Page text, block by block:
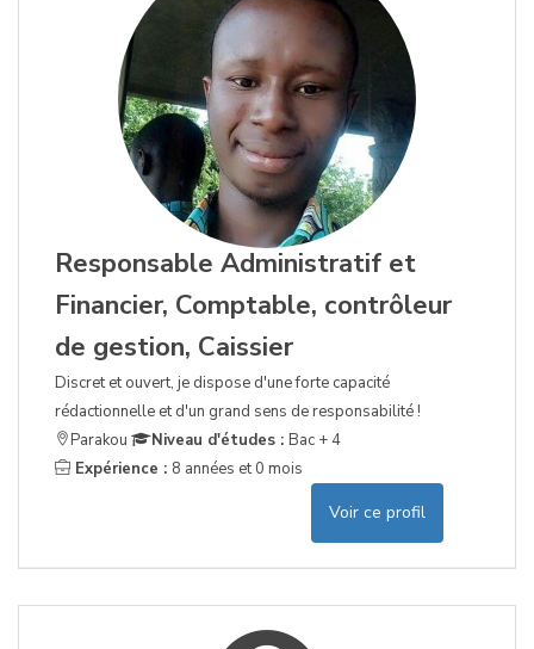
Responsable Administratif et
Financier, Comptable, contrôleur
de gestion, Caissier
Discret et ouvert, je dispose d'une forte capacité
rédactionnelle et d'un grand sens de responsabilité !
Parakou
Niveau d'études : Bac + 4
Expérience : 8 années et 0 mois
Voir ce profil